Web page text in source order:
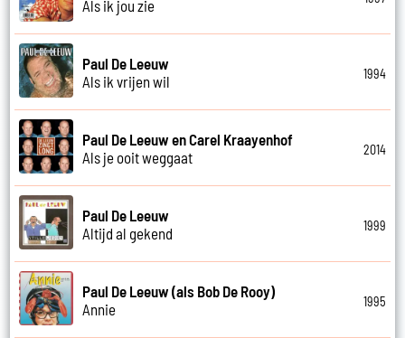
Als ik jou zie
Paul De Leeuw
Als ik vrijen wil
1994
Paul De Leeuw en Carel Kraayenhof
Als je ooit weggaat
2014
Paul De Leeuw
Altijd al gekend
1999
Paul De Leeuw (als Bob De Rooy)
Annie
1995